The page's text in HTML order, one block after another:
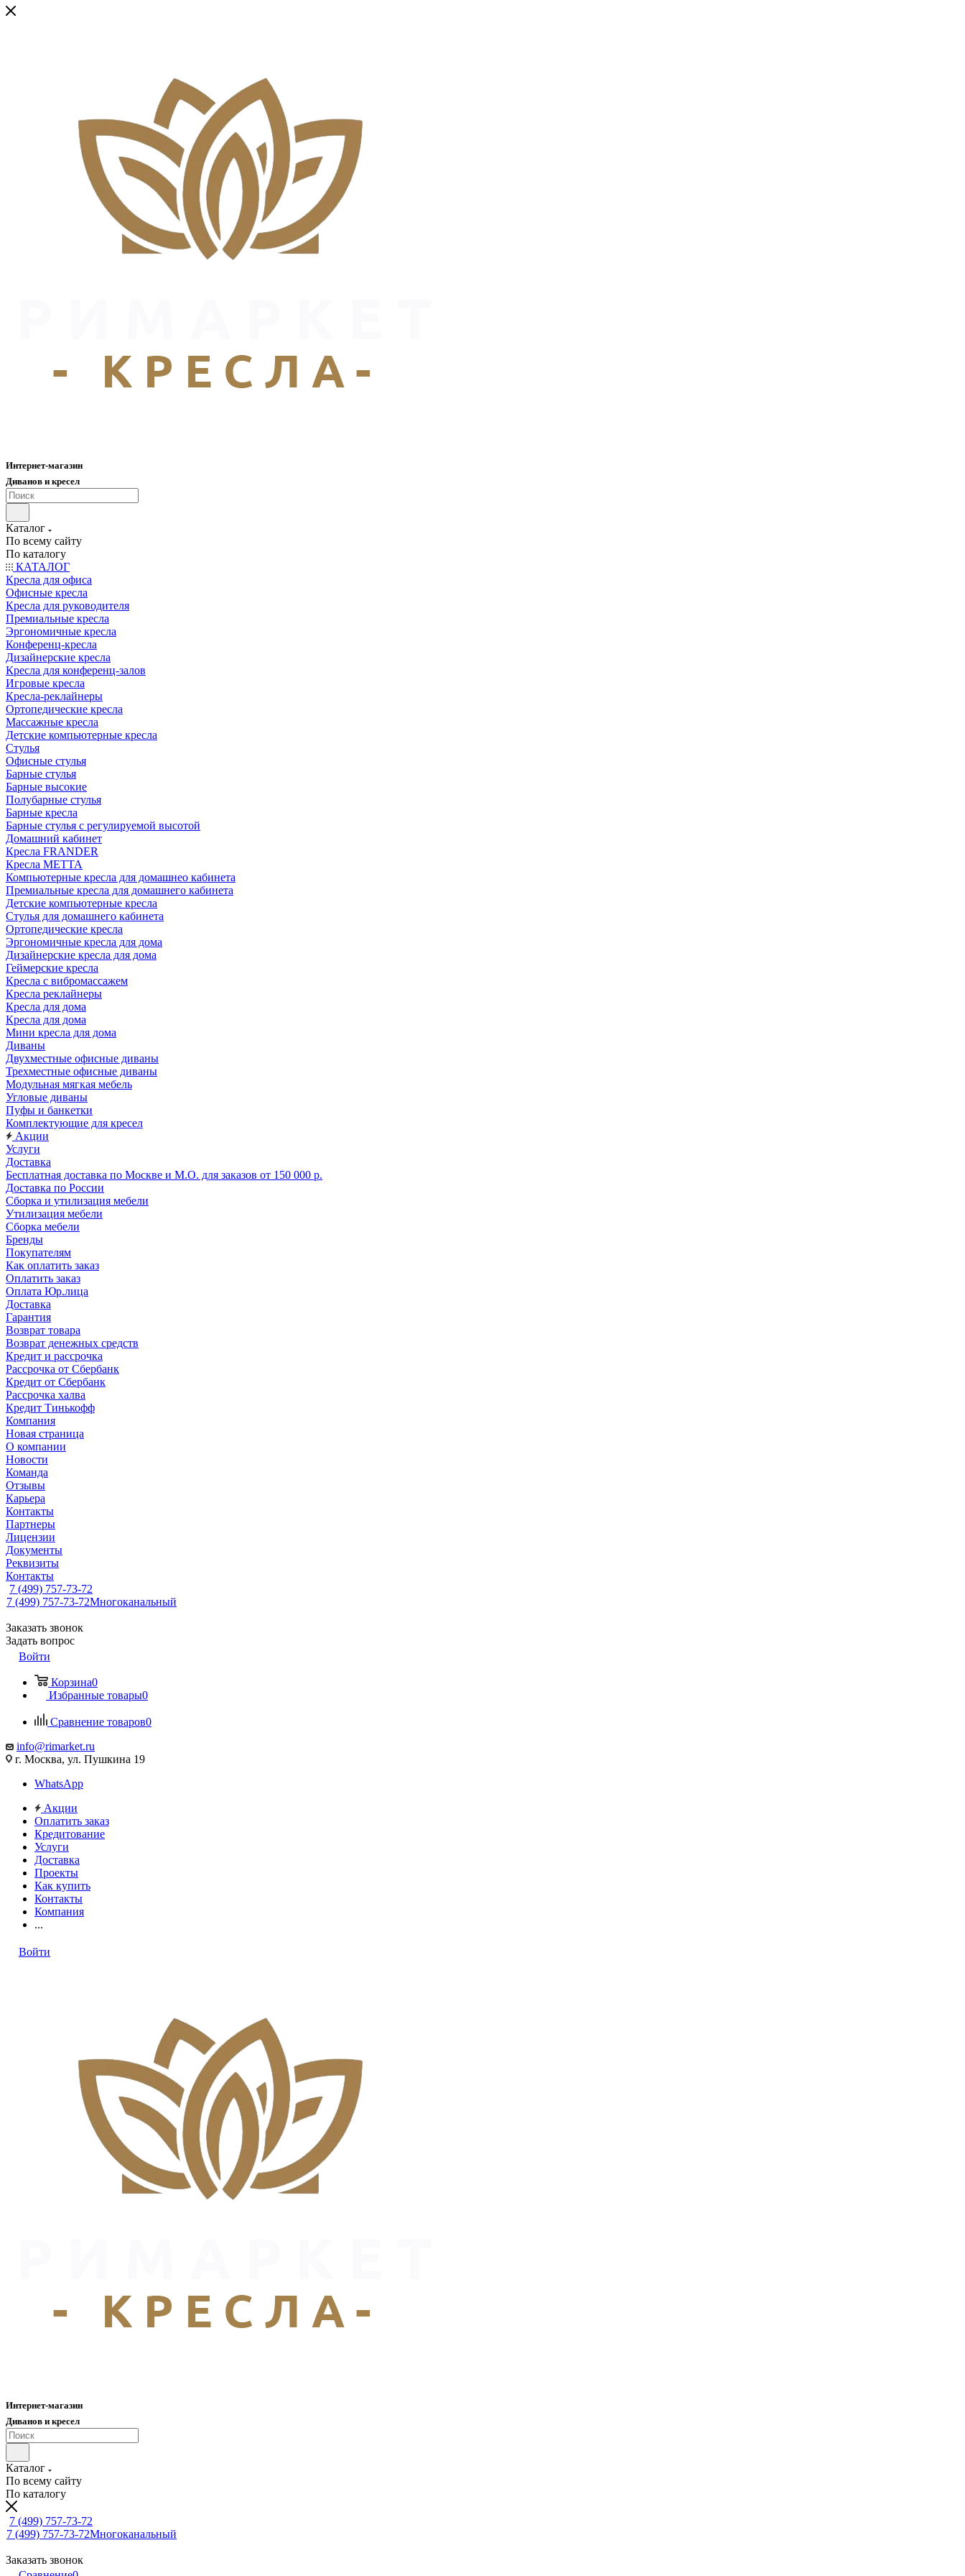
Интернет-магазин
Диванов и кресел
Каталог
По всему сайту
По каталогу
КАТАЛОГ
Кресла для офиса
Офисные кресла
Кресла для руководителя
Премиальные кресла
Эргономичные кресла
Конференц-кресла
Дизайнерские кресла
Кресла для конференц-залов
Игровые кресла
Кресла-реклайнеры
Ортопедические кресла
Массажные кресла
Детские компьютерные кресла
Стулья
Офисные стулья
Барные стулья
Барные высокие
Полубарные стулья
Барные кресла
Барные стулья с регулируемой высотой
Домашний кабинет
Кресла FRANDER
Кресла METTA
Компьютерные кресла для домашнео кабинета
Премиальные кресла для домашнего кабинета
Детские компьютерные кресла
Стулья для домашнего кабинета
Ортопедические кресла
Эргономичные кресла для дома
Дизайнерские кресла для дома
Геймерские кресла
Кресла с вибромассажем
Кресла реклайнеры
Кресла для дома
Кресла для дома
Мини кресла для дома
Диваны
Двухместные офисные диваны
Трехместные офисные диваны
Модульная мягкая мебель
Угловые диваны
Пуфы и банкетки
Комплектующие для кресел
Акции
Услуги
Доставка
Бесплатная доставка по Москве и М.О. для заказов от 150 000 р.
Доставка по России
Сборка и утилизация мебели
Утилизация мебели
Сборка мебели
Бренды
Покупателям
Как оплатить заказ
Оплатить заказ
Оплата Юр.лица
Доставка
Гарантия
Возврат товара
Возврат денежных средств
Кредит и рассрочка
Рассрочка от Сбербанк
Кредит от Сбербанк
Рассрочка халва
Кредит Тинькофф
Компания
Новая страница
О компании
Новости
Команда
Отзывы
Карьера
Контакты
Партнеры
Лицензии
Документы
Реквизиты
Контакты
7 (499) 757-73-72
7 (499) 757-73-72Многоканальный
Заказать звонок
Задать вопрос
Войти
Корзина0
Избранные товары0
Сравнение товаров0
info@rimarket.ru
г. Москва, ул. Пушкина 19
WhatsApp
Акции
Оплатить заказ
Кредитование
Услуги
Доставка
Проекты
Как купить
Контакты
Компания
...
Войти
Интернет-магазин
Диванов и кресел
Каталог
По всему сайту
По каталогу
7 (499) 757-73-72
7 (499) 757-73-72Многоканальный
Заказать звонок